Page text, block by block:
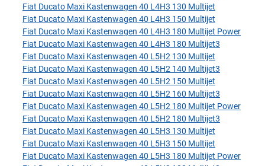
Fiat Ducato Maxi Kastenwagen 40 L4H3 130 Multijet
Fiat Ducato Maxi Kastenwagen 40 L4H3 150 Multijet
Fiat Ducato Maxi Kastenwagen 40 L4H3 180 Multijet Power
Fiat Ducato Maxi Kastenwagen 40 L4H3 180 Multijet3
Fiat Ducato Maxi Kastenwagen 40 L5H2 130 Multijet
Fiat Ducato Maxi Kastenwagen 40 L5H2 140 Multijet3
Fiat Ducato Maxi Kastenwagen 40 L5H2 150 Multijet
Fiat Ducato Maxi Kastenwagen 40 L5H2 160 Multijet3
Fiat Ducato Maxi Kastenwagen 40 L5H2 180 Multijet Power
Fiat Ducato Maxi Kastenwagen 40 L5H2 180 Multijet3
Fiat Ducato Maxi Kastenwagen 40 L5H3 130 Multijet
Fiat Ducato Maxi Kastenwagen 40 L5H3 150 Multijet
Fiat Ducato Maxi Kastenwagen 40 L5H3 180 Multijet Power